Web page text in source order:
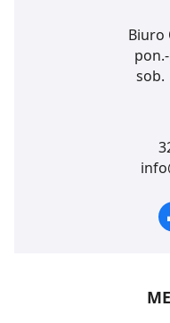
Biuro
sob.